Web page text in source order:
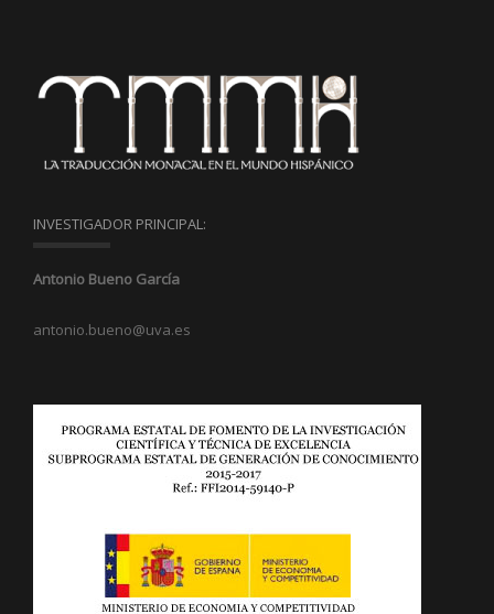
INVESTIGADOR PRINCIPAL:
Antonio Bueno García
antonio.bueno@uva.es